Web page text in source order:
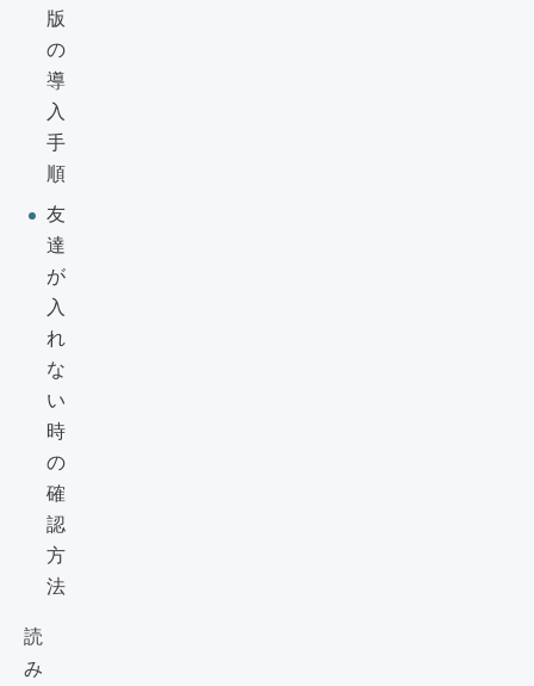
版
の
導
入
手
順
友
達
が
入
れ
な
い
時
の
確
認
方
法
読
み